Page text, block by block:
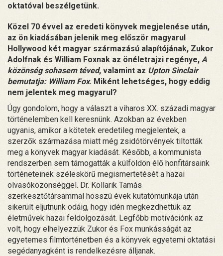
oktatóval beszélgetünk.
Közel 70 évvel az eredeti könyvek megjelenése után,
az ön kiadásában jelenik meg először magyarul
Hollywood két magyar származású alapítójának, Zukor
Adolfnak és William Foxnak az önéletrajzi regénye, A
közönség sohasem téved, valamint az Upton Sinclair
bemutatja: William Fox. Miként lehetséges, hogy eddig
nem jelentek meg magyarul?
Úgy gondolom, hogy a választ a viharos XX. századi magyar
történelemben kell keresnünk. Azokban az években
ugyanis, amikor a kötetek eredetileg megjelentek, a
szerzők származása miatt még zsidótörvények tiltották
meg a könyvek magyar kiadását. Később, a kommunista
rendszerben sem támogatták a külföldön élő honfitársaink
történeteinek széleskörű megismertetését a hazai
olvasóközönséggel. Dr. Kollarik Tamás
szerkesztőtársammal hosszú évek kutatómunkája után
sikerült eljutnunk odáig, hogy idén megkezdhettük az
életművek hazai feldolgozását. Legfőbb motivációnk az
volt, hogy elhelyezzük Zukor és Fox munkásságát az
egyetemes filmtörténetben és a könyvek egyetemi oktatási
segédanyagként is rendelkezésre álljanak.